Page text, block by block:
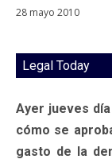
28 mayo 2010
Legal Today
Ayer jueves
cómo se
gasto de la